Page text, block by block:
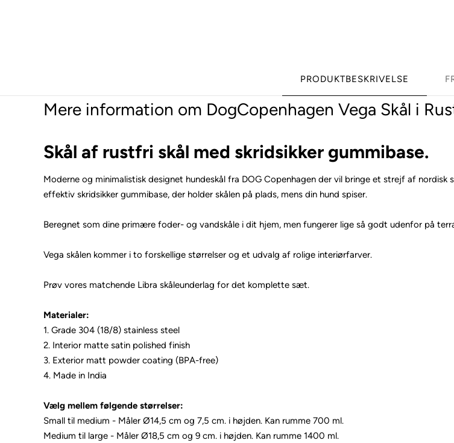
PRODUKTBESKRIVELSE
Mere information om DogCopenhagen Vega Skål i
Skål af rustfri skål med skridsikker gummibase.
Moderne og minimalistisk designet hundeskål fra DOG Copenhagen der vil bringe et strejf af
effektiv skridsikker gummibase, der holder skålen på plads, mens din hund spiser.
Beregnet som dine primære foder- og vandskåle i dit hjem, men fungerer lige så godt udenfor på
Vega skålen kommer i to forskellige størrelser og et udvalg af rolige interiørfarver.
Prøv vores matchende Libra skåleunderlag for det komplette sæt.
Materialer:
1. Grade 304 (18/8) stainless steel
2. Interior matte satin polished finish
3. Exterior matt powder coating (BPA-free)
4. Made in India
Vælg mellem følgende størrelser:
Small til medium - Måler Ø14,5 cm og 7,5 cm. i højden. Kan rumme 700 ml.
Medium til large - Måler Ø18,5 cm og 9 cm. i højden. Kan rumme 1400 ml.